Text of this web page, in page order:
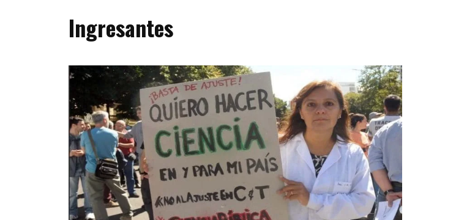
Ingresantes